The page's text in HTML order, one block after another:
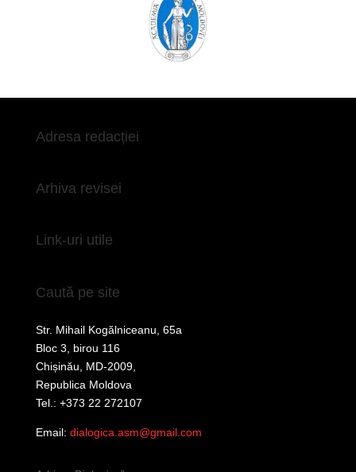
Adresa redacției
Arhiva revisei
Link-uri utile
Caută pe site
Str. Mihail Kogălniceanu, 65a
Bloc 3, birou 116
Chișinău, MD-2009,
Republica Moldova
Tel.: +373 22 272107
Email: dialogica.asm@gmail.com